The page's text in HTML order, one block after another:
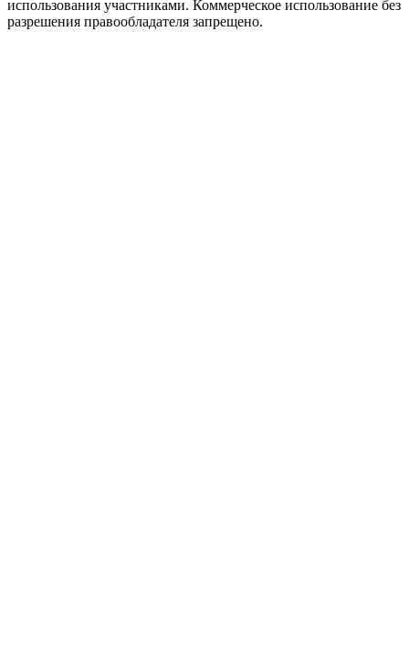
использования участниками. Коммерческое использование без
разрешения правообладателя запрещено.